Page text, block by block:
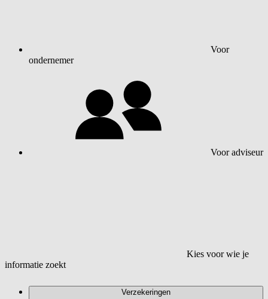
Voor
ondernemer
Voor adviseur
Kies voor wie je
informatie zoekt
Verzekeringen